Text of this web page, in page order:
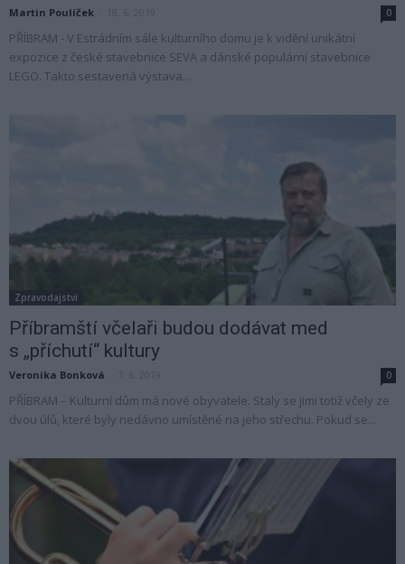
Martin Poulíček 0
PŘÍBRAM - V Estrádním sále kulturního domu je k vidění unikátní
expozice z české stavebnice SEVA a dánské populární stavebnice
LEGO. Takto sestavená výstava...
Zpravodajství
Příbramští včelaři budou dodávat med
s „příchutí“ kultury
Veronika Bonková 0
PŘÍBRAM – Kulturní dům má nové obyvatele. Staly se jimi totiž včely ze
dvou úlů, které byly nedávno umístěné na jeho střechu. Pokud se...